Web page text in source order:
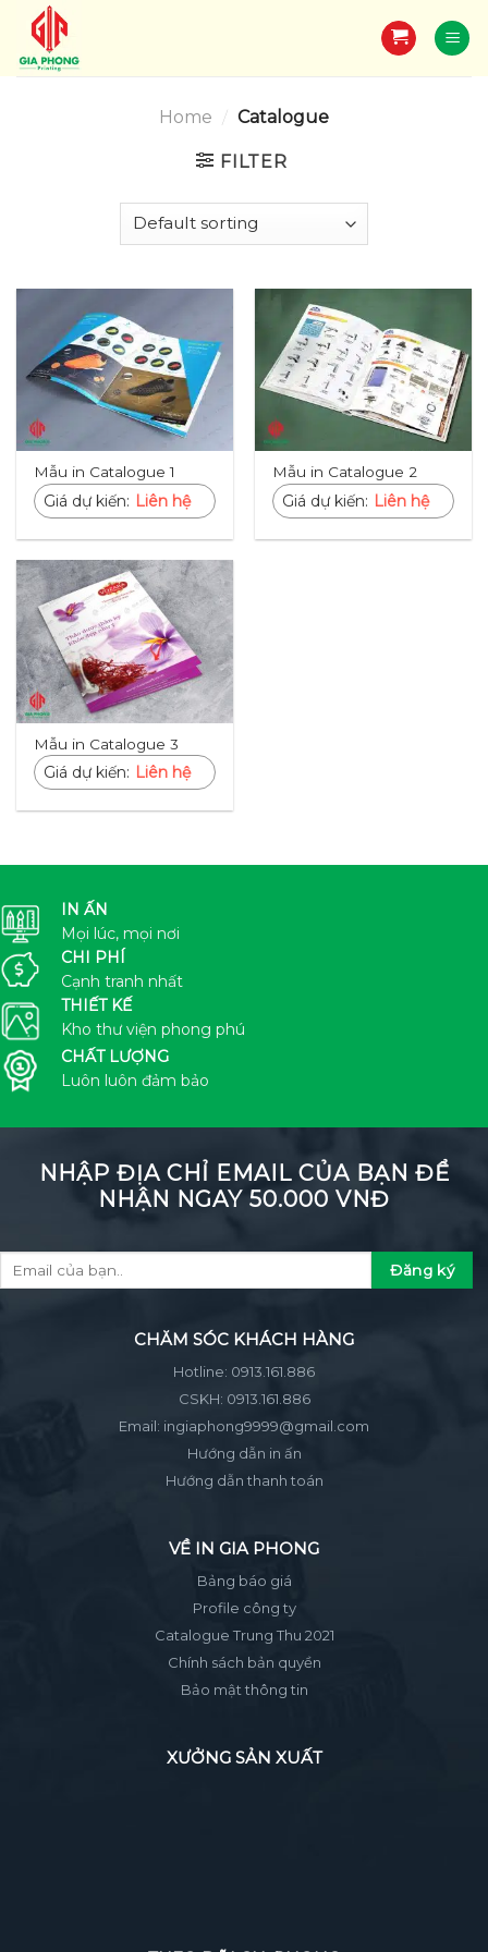
content
Home / Catalogue
FILTER
Mẫu in Catalogue 1
Giá dự kiến: Liên hệ
Mẫu in Catalogue 2
Giá dự kiến: Liên hệ
Mẫu in Catalogue 3
Giá dự kiến: Liên hệ
IN ẤN
Mọi lúc, mọi nơi
CHI PHÍ
Cạnh tranh nhất
THIẾT KẾ
Kho thư viện phong phú
CHẤT LƯỢNG
Luôn luôn đảm bảo
NHẬP ĐỊA CHỈ EMAIL CỦA BẠN ĐỂ
NHẬN NGAY 50.000 VNĐ
CHĂM SÓC KHÁCH HÀNG
Hotline: 0913.161.886
CSKH: 0913.161.886
Email: ingiaphong9999@gmail.com
Hướng dẫn in ấn
Hướng dẫn thanh toán
VỀ IN GIA PHONG
Bảng báo giá
Profile công ty
Catalogue Trung Thu 2021
Chính sách bản quyền
Bảo mật thông tin
XƯỞNG SẢN XUẤT